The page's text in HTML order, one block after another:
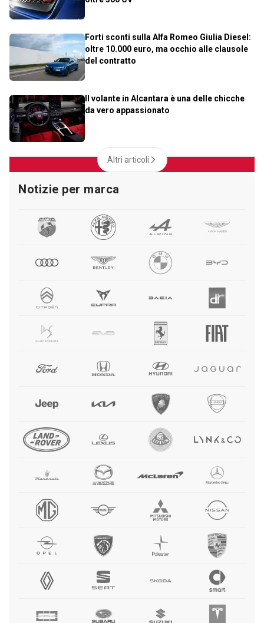
Forti sconti sulla Alfa Romeo Giulia Diesel:
oltre 10.000 euro, ma occhio alle clausole
del contratto
Il volante in Alcantara è una delle chicche
da vero appassionato
Altri articoli
Notizie per marca